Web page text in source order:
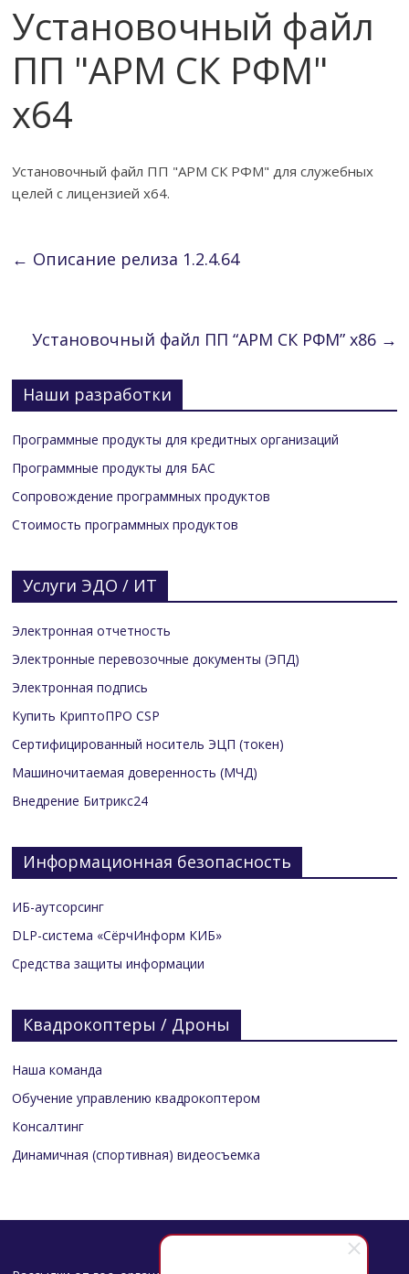
Установочный файл
ПП "АРМ СК РФМ"
x64
Установочный файл ПП "АРМ СК РФМ" для служебных
целей с лицензией x64.
← Описание релиза 1.2.4.64
Установочный файл ПП “АРМ СК РФМ” x86 →
Наши разработки
Программные продукты для кредитных организаций
Программные продукты для БАС
Сопровождение программных продуктов
Стоимость программных продуктов
Услуги ЭДО / ИТ
Электронная отчетность
Электронные перевозочные документы (ЭПД)
Электронная подпись
Купить КриптоПРО CSP
Сертифицированный носитель ЭЦП (токен)
Машиночитаемая доверенность (МЧД)
Внедрение Битрикс24
Информационная безопасность
ИБ-аутсорсинг
DLP-система «СёрчИнформ КИБ»
Средства защиты информации
Квадрокоптеры / Дроны
Наша команда
Обучение управлению квадрокоптером
Консалтинг
Динамичная (спортивная) видеосъемка